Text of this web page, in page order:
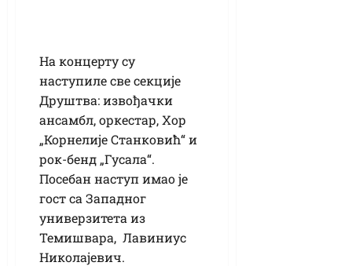
На концерту су
наступиле све секције
Друштва: извођачки
ансамбл, оркестар, Хор
„Корнелије Станковић“ и
рок-бенд „Гусала“.
Посебан наступ имао је
гост са Западног
универзитета из
Темишвара, Лавиниус
Николајевич.